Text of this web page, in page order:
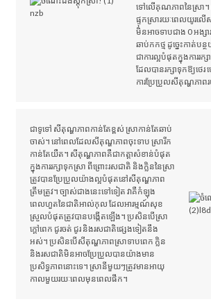
ទៅលើគុណភាពនៃស្រា។
ផ្ទុកស្រារយៈពេលយូរលើ
មិនអាចទាបជាង 0 អង្សា
ឆាប់កកថ្ម ដូច្នេះកាត់ប
ជាការល្អបំផុតក្នុងការរ
ដែលបានរក្សាទុកឱ្យថេ
ការប្រែប្រួលសីតុណ្ហភាព
ជាទូទៅ សីតុណ្ហភាពកាន់តែខ្ពស់ ស្រាកាន់តែឆាប់
ចាស់។ នៅ​ពេល​ដែល​សីតុណ្ហ​ភាព​ចុះ​ទាប ស្រា​រីក​
កាន់​តែ​យឺត។ សីតុណ្ហភាពគឺជាកត្តាសំខាន់បំផុត
ក្នុងការរក្សាទុកស្រា ពីព្រោះរសជាតិ និងក្លិននៃស្រា
ត្រូវបានប្រែប្រួលយ៉ាងល្អបំផុតនៅសីតុណ្ហភាព
ត្រឹមត្រូវ។ ច្បាស់ជាងនេះទៅទៀត វាគឺកំឡុង
ពេលហួតនៃជាតិអាល់កុល ដែលអារម្មណ៍សុខ
ស្រួលបំផុតត្រូវបានបង្កើតឡើង។ ប្រសិនបើស្រា
ក្តៅពេក ជូរចត់ ជូរ និងរសជាតិផ្សេងទៀតនឹង
អស់។ ប្រសិនបើ​សីតុណ្ហភាព​ស្រា​ទាប​ពេក ក្លិន
និង​រសជាតិ​មិន​អាច​ប្រែប្រួល​បាន​យ៉ាង​មាន​
ប្រសិទ្ធភាព​នោះ​ទេ​។ ស្រានីមួយៗត្រូវមានអាយុ
កាលមួយរយៈពេលមុនពេលផឹក។